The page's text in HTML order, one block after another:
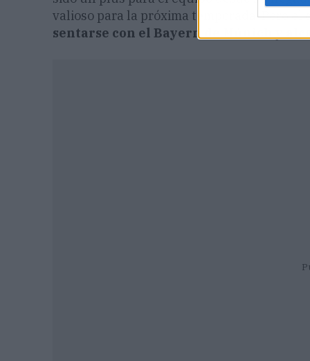
valioso para la próxima temporada. Pero
sentarse con el Bayern de Múnich y